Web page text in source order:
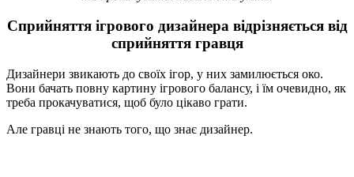
Сприйняття ігрового дизайнера відрізняється від
сприйняття гравця
Дизайнери звикають до своїх ігор, у них замилюється око.
Вони бачать повну картину ігрового балансу, і їм очевидно, як
треба прокачуватися, щоб було цікаво грати.
Але гравці не знають того, що знає дизайнер.